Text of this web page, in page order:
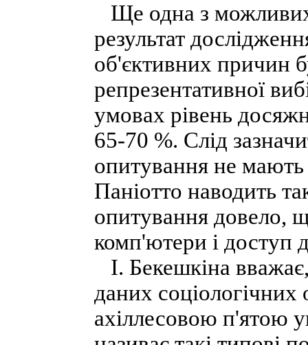
Ще одна з
результат
об'єктивних причин
репрезентативної
умовах рівень
65-70 %. Слід
опитування не мають
Паніотто наводить
опитування довело,
комп'ютери і доступ
І. Бекешкіна
даних
ахіллесовою п'ятою